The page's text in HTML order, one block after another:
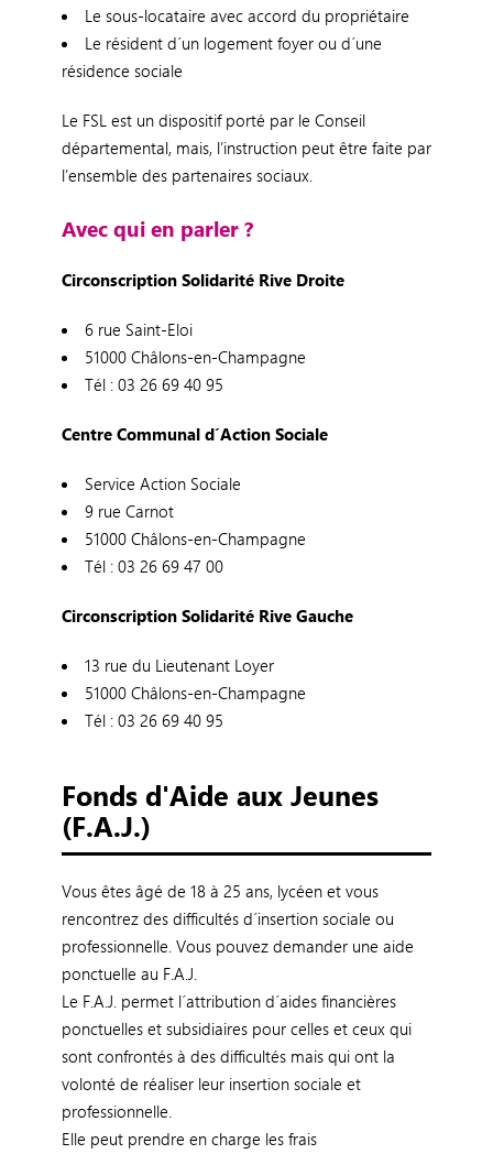
Le sous-locataire avec accord du propriétaire
Le résident d´un logement foyer ou d´une
résidence sociale
Le FSL est un dispositif porté par le Conseil
départemental, mais, l’instruction peut être faite par
l’ensemble des partenaires sociaux.
Avec qui en parler ?
Circonscription Solidarité Rive Droite
6 rue Saint-Eloi
51000 Châlons-en-Champagne
Tél : 03 26 69 40 95
Centre Communal d´Action Sociale
Service Action Sociale
9 rue Carnot
51000 Châlons-en-Champagne
Tél : 03 26 69 47 00
Circonscription Solidarité Rive Gauche
13 rue du Lieutenant Loyer
51000 Châlons-en-Champagne
Tél : 03 26 69 40 95
Fonds d'Aide aux Jeunes
(F.A.J.)
Vous êtes âgé de 18 à 25 ans, lycéen et vous
rencontrez des difficultés d´insertion sociale ou
professionnelle. Vous pouvez demander une aide
ponctuelle au F.A.J.
Le F.A.J. permet l´attribution d´aides financières
ponctuelles et subsidiaires pour celles et ceux qui
sont confrontés à des difficultés mais qui ont la
volonté de réaliser leur insertion sociale et
professionnelle.
Elle peut prendre en charge les frais